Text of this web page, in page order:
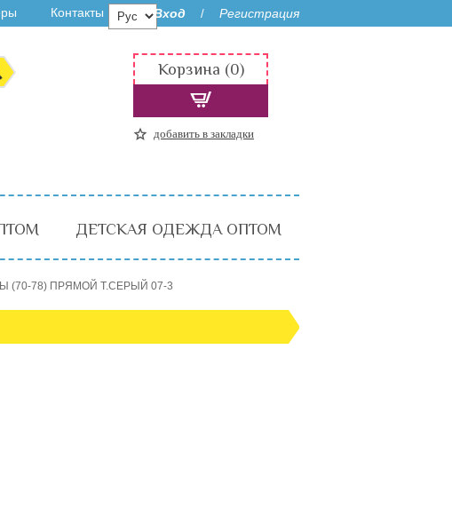
Контакты Вход / Регистрация
Корзина (0)
добавить в закладки
ДЕТСКАЯ ОДЕЖДА ОПТОМ
(70-78) ПРЯМОЙ Т.СЕРЫЙ 07-3